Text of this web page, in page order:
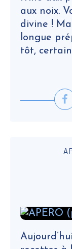
aux noix.
divine !
longue
tôt,